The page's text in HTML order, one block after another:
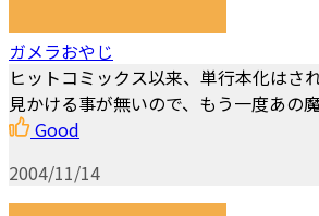
ガメラおやじ
ヒットコミックス以来、単行本化はさ
見かける事が無いので、もう一度あの
Good
2004/11/14